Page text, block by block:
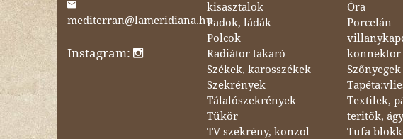
mediterran@lameridiana.hu
Instagram:
kisasztalok
Padok, ládák
Polcok
Radiátor takaró
Székek, karosszékek
Szekrények
Tálalószekrények
Tükör
TV szekrény, konzol
Óra
Porcelán
konnektor
Szőnyegek
Textilek,
teritők,
Tufa